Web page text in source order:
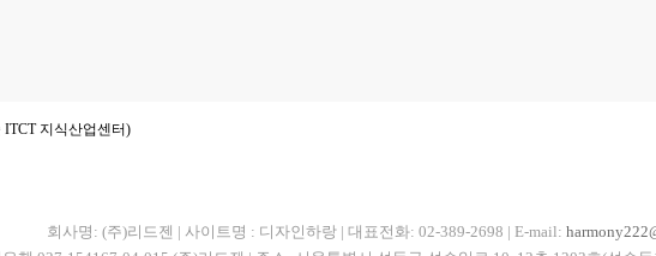
ITCT 지식산업센터)
회사명: (주)리드젠 | 사이트명 : 디자인하랑| 대표전화: 02-389-2698 | E-mail: